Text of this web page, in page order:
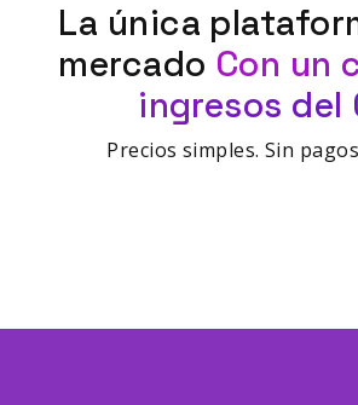
La única
mercado Con un
ingresos del
Precios simples. Sin